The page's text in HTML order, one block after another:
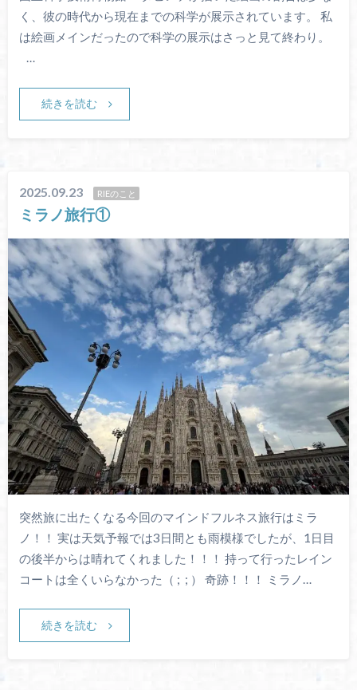
く、彼の時代から現在までの科学が展示されています。 私
は絵画メインだったので科学の展示はさっと見て終わり。
…
続きを読む
2025.09.23 RIEのこと
ミラノ旅行①
突然旅に出たくなる今回のマインドフルネス旅行はミラ
ノ！！ 実は天気予報では3日間とも雨模様でしたが、1日目
の後半からは晴れてくれました！！！ 持って行ったレイン
コートは全くいらなかった（ ; ; ） 奇跡！！！ ミラノ…
続きを読む